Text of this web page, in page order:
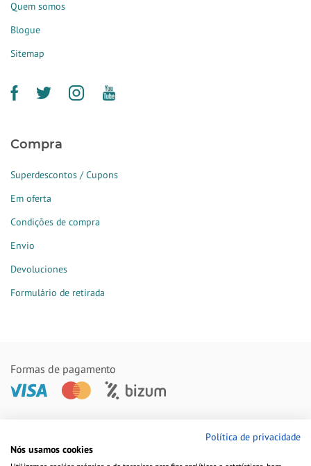
Quem somos
Blogue
Sitemap
Compra
Superdescontos / Cupons
Em oferta
Condições de compra
Envio
Devoluciones
Formulário de retirada
Formas de pagamento
Política de privacidade
Nós usamos cookies